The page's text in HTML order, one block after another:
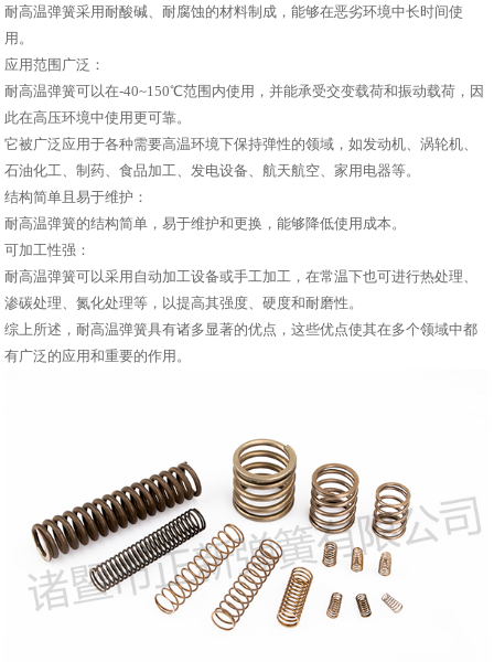
耐高温弹簧采用耐酸碱、耐腐蚀的材料制成，能够在恶劣环境中长时间使
用。
应用范围广泛：
耐高温弹簧可以在-40~150℃范围内使用，并能承受交变载荷和振动载荷，因
此在高压环境中使用更可靠。
它被广泛应用于各种需要高温环境下保持弹性的领域，如发动机、涡轮机、
石油化工、制药、食品加工、发电设备、航天航空、家用电器等。
结构简单且易于维护：
耐高温弹簧的结构简单，易于维护和更换，能够降低使用成本。
可加工性强：
耐高温弹簧可以采用自动加工设备或手工加工，在常温下也可进行热处理、
渗碳处理、氮化处理等，以提高其强度、硬度和耐磨性。
综上所述，耐高温弹簧具有诸多显著的优点，这些优点使其在多个领域中都
有广泛的应用和重要的作用。